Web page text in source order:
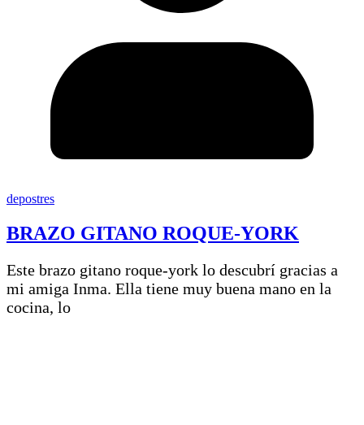
depostres
BRAZO GITANO ROQUE-YORK
Este brazo gitano roque-york lo descubrí gracias a
mi amiga Inma. Ella tiene muy buena mano en la
cocina, lo